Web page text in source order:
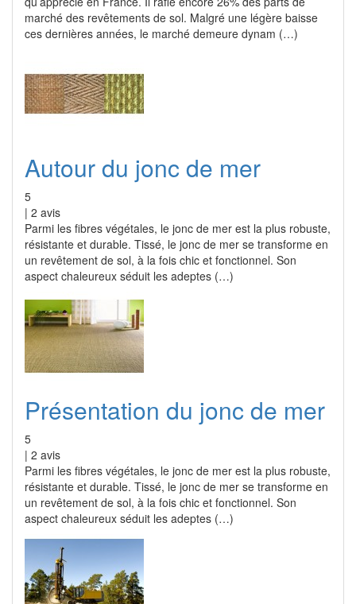
marché des revêtements de sol. Malgré une légère baisse
ces dernières années, le marché demeure dynam (…)
Autour du jonc de mer
5
| 2 avis
Parmi les fibres végétales, le jonc de mer est la plus robuste,
résistante et durable. Tissé, le jonc de mer se transforme en
un revêtement de sol, à la fois chic et fonctionnel. Son
aspect chaleureux séduit les adeptes (…)
Présentation du jonc de mer
5
| 2 avis
Parmi les fibres végétales, le jonc de mer est la plus robuste,
résistante et durable. Tissé, le jonc de mer se transforme en
un revêtement de sol, à la fois chic et fonctionnel. Son
aspect chaleureux séduit les adeptes (…)